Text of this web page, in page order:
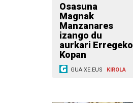
Osasuna
Magnak
Manzanares
izango du
aurkari Erregeko
Kopan
GUAIXE.EUS KIROLA